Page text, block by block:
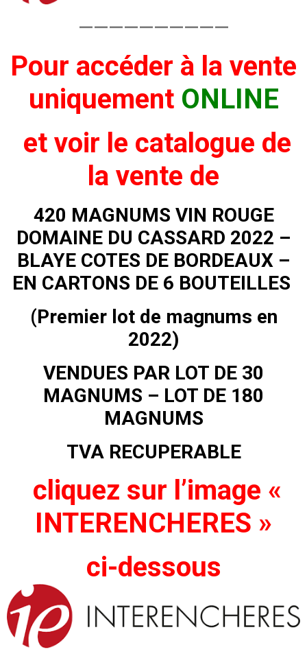
——————————
Pour accéder à la vente
uniquement ONLINE
et voir le catalogue de
la vente de
420 MAGNUMS VIN ROUGE
DOMAINE DU CASSARD 2022 –
BLAYE COTES DE BORDEAUX –
EN CARTONS DE 6 BOUTEILLES
(Premier lot de magnums en
2022)
VENDUES PAR LOT DE 30
MAGNUMS – LOT DE 180
MAGNUMS
TVA RECUPERABLE
cliquez sur l’image «
INTERENCHERES »
ci-dessous